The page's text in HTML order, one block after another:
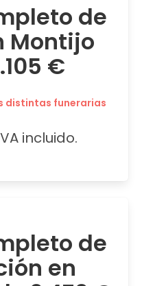
de
Montijo
€
distintas funerarias
incluido.
de
en